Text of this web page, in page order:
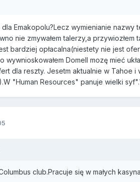
Emakopolu?Lecz wymienianie
nie zmywałem talerzy,a
bardziej opłacalna(niestety nie jest
wywnioskowałem Domell mozę mieć
dla reszty. Jesetm aktualnie w
"Human Resources" panuje wielki
club.Pracuje się w małych